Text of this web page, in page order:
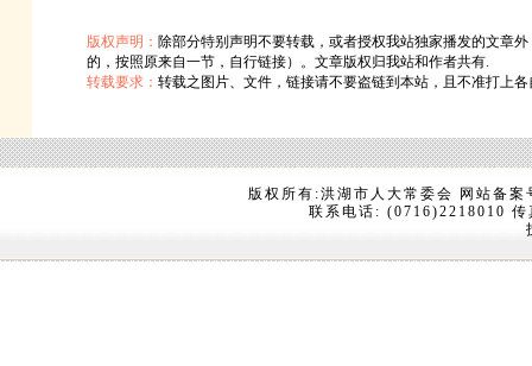
版权声明： 除部分特别声明不要转载，或者授权我站独家播发的文章
的，按照原来自一节，自行链接）。文章版权归我站和作者共有.
转载要求： 转载之图片、文件，链接请不要盗链到本站，且不准打上
版权所有:洪湖市人大常委会 网站备案
联系电话: (0716)2218010